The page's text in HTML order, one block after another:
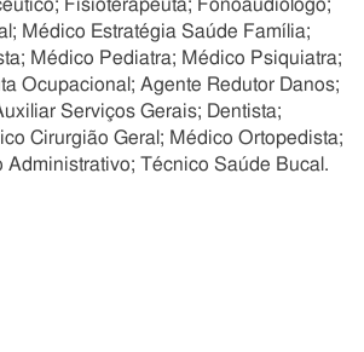
Fisioterapeuta; Fonoaudiólogo;
Médico Estratégia Saúde Família;
Médico Pediatra; Médico Psiquiatra;
Ocupacional; Agente Redutor Danos;
Serviços Gerais; Dentista;
Cirurgião Geral; Médico Ortopedista;
Administrativo; Técnico Saúde Bucal.